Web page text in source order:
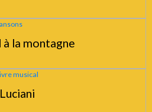
la montagne